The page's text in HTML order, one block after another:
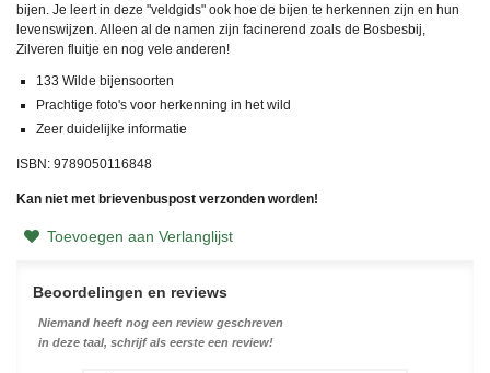
bijen. Je leert in deze "veldgids" ook hoe de bijen te herkennen zijn en hun
levenswijzen. Alleen al de namen zijn facinerend zoals de Bosbesbij,
Zilveren fluitje en nog vele anderen!
133 Wilde bijensoorten
Prachtige foto's voor herkenning in het wild
Zeer duidelijke informatie
ISBN: 9789050116848
Kan niet met brievenbuspost verzonden worden!
Toevoegen aan Verlanglijst
Beoordelingen en reviews
Niemand heeft nog een review geschreven
in deze taal, schrijf als eerste een review!